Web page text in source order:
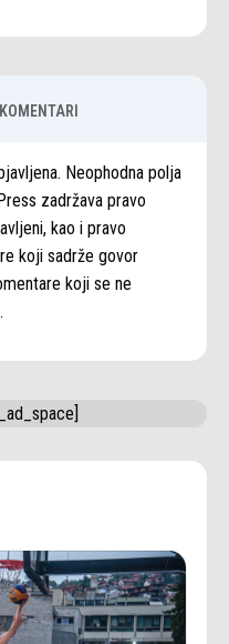
KOMENTARI
Neophodna polja
zadržava pravo
kao i pravo
koji sadrže govor
koji se ne